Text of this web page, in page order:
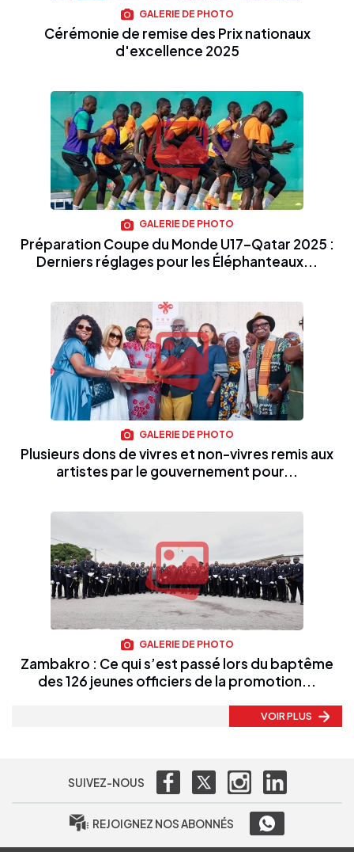
GALERIE DE PHOTO
Cérémonie de remise des Prix nationaux
d'excellence 2025
GALERIE DE PHOTO
Préparation Coupe du Monde U17–Qatar 2025 :
Derniers réglages pour les Éléphanteaux...
GALERIE DE PHOTO
Plusieurs dons de vivres et non-vivres remis aux
artistes par le gouvernement pour...
GALERIE DE PHOTO
Zambakro : Ce qui s’est passé lors du baptême
des 126 jeunes officiers de la promotion...
VOIR PLUS
SUIVEZ-NOUS
REJOIGNEZ NOS ABONNÉS